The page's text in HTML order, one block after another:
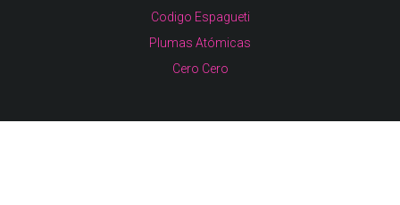
Codigo Espagueti
Plumas Atómicas
Cero Cero